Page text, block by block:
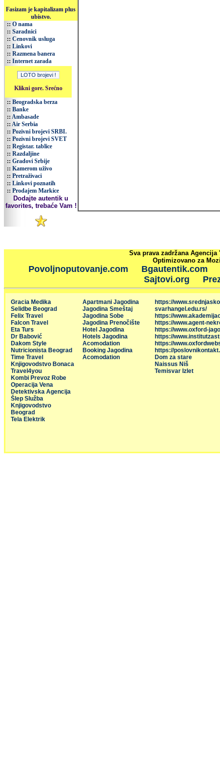
Fasizam je kapitalizam plus
ubistvo.
:: O nama
:: Saradnici
:: Cenovnik usluga
:: Linkovi
:: Razmena banera
:: Internet zarada
Klikni gore. Srećno
:: Beogradska berza
:: Banke
:: Ambasade
:: Air Serbia
:: Pozivni brojevi SRBI.
:: Pozivni brojevi SVET
:: Registar. tablice
:: Razdaljine
:: Gradovi Srbije
:: Kamerom uživo
:: Pretraživaci
:: Linkovi poznatih
:: Prodajem Markice
Dodajte autentik u
favorites, trebaće Vam !
Sva prava zadržana
Optimizovano za
Povoljnoputovanje.com
Bgautentik.com
Sajtovi.org
Gracia Medika
Selidbe Beograd
Felix Travel
Falcon Travel
Eta Turs
Dr Babović
Dakom Style
Nutricionista Beograd
Time Travel
Knjigovodstvo Bonaca
Travel4you
Kombi Prevoz Robe
Operacija Vena
Detektivska Agencija
Šlep Služba
Knjigovodstvo
Beograd
Tela Elektrik
Apartmani Jagodina
Jagodina Smeštaj
Jagodina Sobe
Jagodina Prenočište
Hotel Jagodina
Hotels Jagodina
Acomodation
Booking Jagodina
Acomodation
https://
svarhangel.edu.rs/
https://
https://www.agent-
https://www.oxford-
https://
https://
https://
Dom za stare
Naissus Niš
Temisvar Izlet